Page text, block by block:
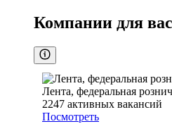
Компании для вас
Лента, федеральная
2247 активных вакансий
Посмотреть